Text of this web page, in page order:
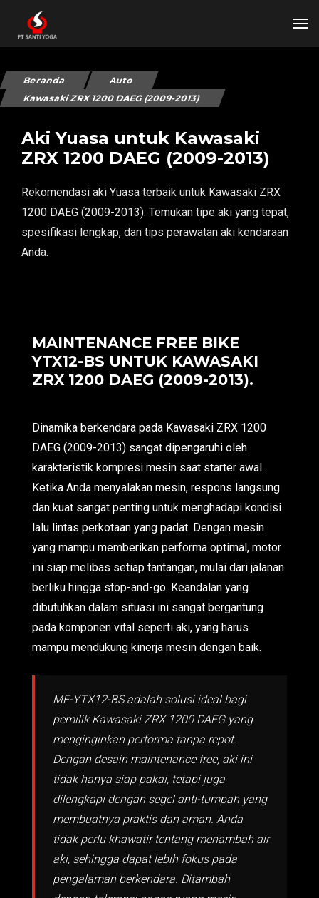
Beranda
Auto
Kawasaki ZRX 1200 DAEG (2009-2013)
Aki Yuasa untuk Kawasaki
ZRX 1200 DAEG (2009-2013)
Rekomendasi aki Yuasa terbaik untuk Kawasaki ZRX
1200 DAEG (2009-2013). Temukan tipe aki yang tepat,
spesifikasi lengkap, dan tips perawatan aki kendaraan
Anda.
MAINTENANCE FREE BIKE
YTX12-BS UNTUK KAWASAKI
ZRX 1200 DAEG (2009-2013).
Dinamika berkendara pada Kawasaki ZRX 1200
DAEG (2009-2013) sangat dipengaruhi oleh
karakteristik kompresi mesin saat starter awal.
Ketika Anda menyalakan mesin, respons langsung
dan kuat sangat penting untuk menghadapi kondisi
lalu lintas perkotaan yang padat. Dengan mesin
yang mampu memberikan performa optimal, motor
ini siap melibas setiap tantangan, mulai dari jalanan
berliku hingga stop-and-go. Keandalan yang
dibutuhkan dalam situasi ini sangat bergantung
pada komponen vital seperti aki, yang harus
mampu mendukung kinerja mesin dengan baik.
MF-YTX12-BS adalah solusi ideal bagi
pemilik Kawasaki ZRX 1200 DAEG yang
menginginkan performa tanpa repot.
Dengan desain maintenance free, aki ini
tidak hanya siap pakai, tetapi juga
dilengkapi dengan segel anti-tumpah yang
membuatnya praktis dan aman. Anda
tidak perlu khawatir tentang menambah air
aki, sehingga dapat lebih fokus pada
pengalaman berkendara. Ditambah